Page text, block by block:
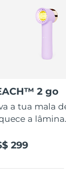
2 go
a tua mala
a
299